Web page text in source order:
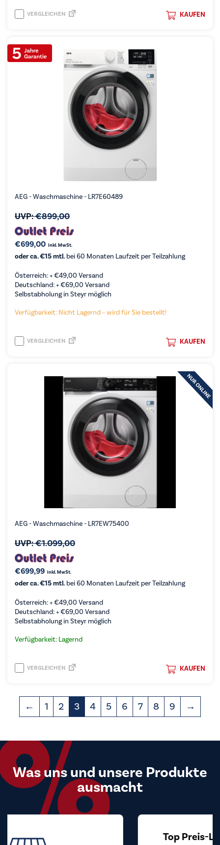
KAUFEN
VERGLEICHEN
AEG - Waschmaschine - LR7E60489
UVP:€899,00
€699,00 inkl. MwSt.
oder ca. €15 mtl. bei 60 Monaten Laufzeit per Teilzahlung
Österreich: +€49,00 Versand
Deutschland: +€69,00 Versand
Selbstabholung in Steyr möglich
Verfügbarkeit: Nicht Lagernd – wird für Sie bestellt!
KAUFEN
VERGLEICHEN
AEG - Waschmaschine - LR7EW75400
UVP:€1.099,00
€699,99 inkl. MwSt.
oder ca. €15 mtl. bei 60 Monaten Laufzeit per Teilzahlung
Österreich: +€49,00 Versand
Deutschland: +€69,00 Versand
Selbstabholung in Steyr möglich
Verfügbarkeit: Lagernd
KAUFEN
VERGLEICHEN
← 1 2 3 4 5 6 7 8 9 →
Was uns und unsere Produkte
ausmacht
Top Preis-Leistungs-Verhältnis